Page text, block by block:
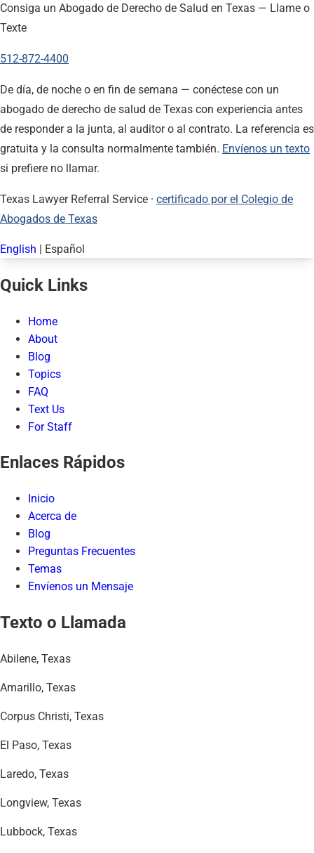
Consiga un Abogado de Derecho de Salud en Texas — Llame o
Texte
512-872-4400
De día, de noche o en fin de semana — conéctese con un
abogado de derecho de salud de Texas con experiencia antes
de responder a la junta, al auditor o al contrato. La referencia es
gratuita y la consulta normalmente también. Envíenos un texto
si prefiere no llamar.
Texas Lawyer Referral Service · certificado por el Colegio de
Abogados de Texas
English | Español
Quick Links
Home
About
Blog
Topics
FAQ
Text Us
For Staff
Enlaces Rápidos
Inicio
Acerca de
Blog
Preguntas Frecuentes
Temas
Envíenos un Mensaje
Texto o Llamada
Abilene, Texas
Amarillo, Texas
Corpus Christi, Texas
El Paso, Texas
Laredo, Texas
Longview, Texas
Lubbock, Texas